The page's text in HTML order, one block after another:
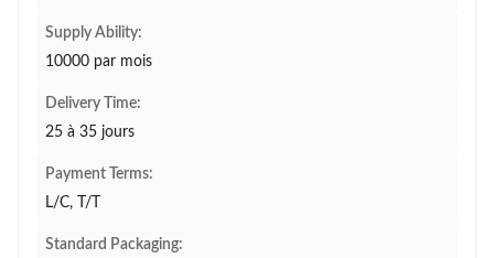
Supply Ability:
10000 par mois
Delivery Time:
25 à 35 jours
Payment Terms:
L/C, T/T
Standard Packaging: